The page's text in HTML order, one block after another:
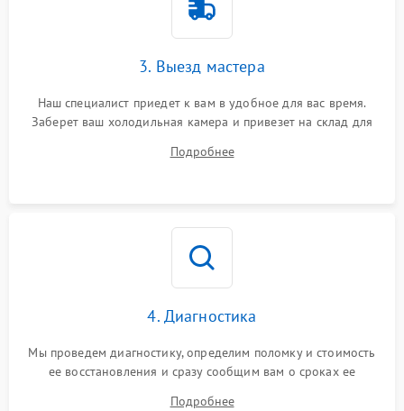
3. Выезд мастера
Наш специалист приедет к вам в удобное для вас время.
Заберет ваш холодильная камера и привезет на склад для
Подробнее
4. Диагностика
Мы проведем диагностику, определим поломку и стоимость
ее восстановления и сразу сообщим вам о сроках ее
Подробнее